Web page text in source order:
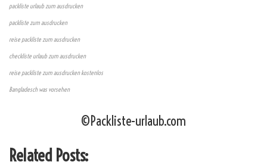
packliste urlaub zum ausdrucken
packliste zum ausdrucken
reise packliste zum ausdrucken
checkliste urlaub zum ausdrucken
reise packliste zum ausdrucken kostenlos
Bangladesch was vorsehen
©Packliste-urlaub.com
Related Posts: